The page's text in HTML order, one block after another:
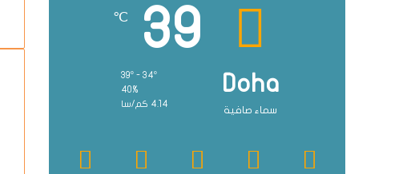
Doha
سماء صافية
39
℃
40%
4.14 كم/سا